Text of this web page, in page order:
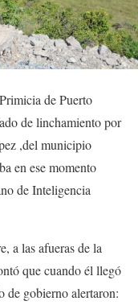
de Puerto
de linchamiento por
,del municipio
en ese momento
de Inteligencia
a las afueras de la
que cuando él llegó
de gobierno alertaron: